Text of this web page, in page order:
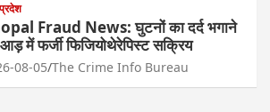
Fraud News: घुटनों का दर्द भगाने
में फर्जी फिजियोथेरेपिस्ट सक्रिय
08-05 The Crime Info Bureau